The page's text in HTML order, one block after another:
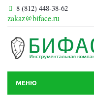
8 (812) 448-38-62
zakaz@biface.ru
МЕНЮ